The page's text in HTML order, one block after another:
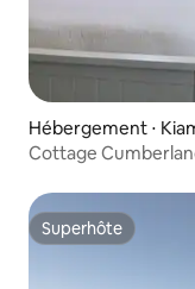
Hébergement ⋅
Cottage
Superhôte
Superhôte